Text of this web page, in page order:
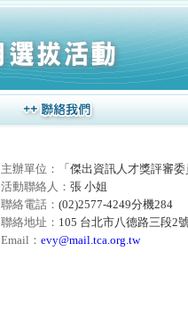
主辦單位：
「傑出資訊人才獎評審
活動聯絡人： 張 小姐
聯絡電話： (02)2577-4249分機284
聯絡地址： 105 台北市八德路三段2
Email： evy@mail.tca.org.tw